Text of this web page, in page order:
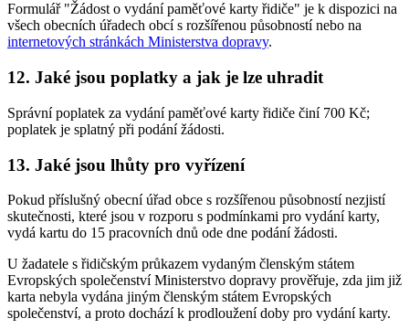
Formulář "Žádost o vydání paměťové karty řidiče" je k dispozici na
všech obecních úřadech obcí s rozšířenou působností nebo na
internetových stránkách Ministerstva dopravy.
12. Jaké jsou poplatky a jak je lze uhradit
Správní poplatek za vydání paměťové karty řidiče činí 700 Kč;
poplatek je splatný při podání žádosti.
13. Jaké jsou lhůty pro vyřízení
Pokud příslušný obecní úřad obce s rozšířenou působností nezjistí
skutečnosti, které jsou v rozporu s podmínkami pro vydání karty,
vydá kartu do 15 pracovních dnů ode dne podání žádosti.
U žadatele s řidičským průkazem vydaným členským státem
Evropských společenství Ministerstvo dopravy prověřuje, zda jim již
karta nebyla vydána jiným členským státem Evropských
společenství, a proto dochází k prodloužení doby pro vydání karty.